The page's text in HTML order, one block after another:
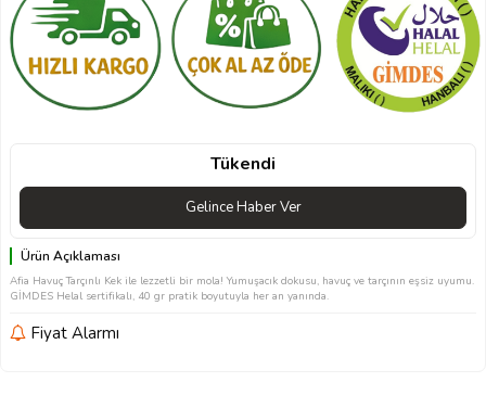
Tükendi
Gelince Haber Ver
Ürün Açıklaması
Afia Havuç Tarçınlı Kek ile lezzetli bir mola! Yumuşacık dokusu, havuç ve tarçının eşsiz uyumu.
GİMDES Helal sertifikalı, 40 gr pratik boyutuyla her an yanında.
Fiyat Alarmı